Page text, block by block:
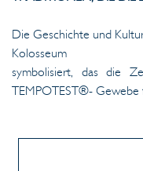
Die Geschichte und
Kolosseum
symbolisiert, das die
TEMPOTEST®- Gewebe